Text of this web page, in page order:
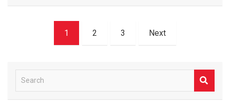
1 2 3 Next
e